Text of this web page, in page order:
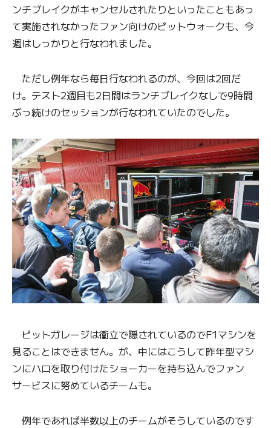
ンチブレイクがキャンセルされたりといったこともあっ
て実施されなかったファン向けのピットウォークも、今
週はしっかりと行なわれました。
ただし例年なら毎日行なわれるのが、今回は2回だ
け。テスト2週目も2日間はランチブレイクなしで9時間
ぶっ続けのセッションが行なわれていたのでした。
ピットガレージは衝立で隠されているのでF1マシンを
見ることはできません。が、中にはこうして昨年型マシ
ンにハロを取り付けたショーカーを持ち込んでファン
サービスに努めているチームも。
例年であれば半数以上のチームがそうしているのです